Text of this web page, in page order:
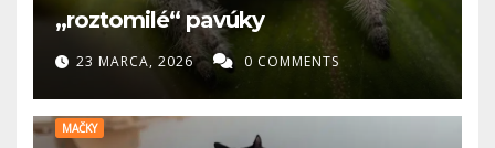
„roztomilé“ pavúky
23 MARCA, 2026 0 COMMENTS
MAČKY